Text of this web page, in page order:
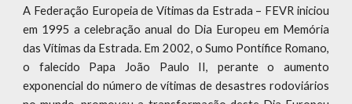
A Federação Europeia de Vítimas da Estrada – FEVR iniciou
em 1995 a celebração anual do Dia Europeu em Memória
das Vítimas da Estrada. Em 2002, o Sumo Pontífice Romano,
o falecido Papa João Paulo II, perante o aumento
exponencial do número de vítimas de desastres rodoviários